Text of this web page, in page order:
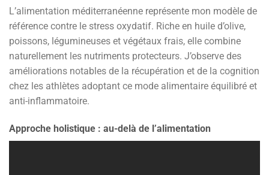
L’alimentation méditerranéenne représente mon modèle de
référence contre le stress oxydatif. Riche en huile d’olive,
poissons, légumineuses et végétaux frais, elle combine
naturellement les nutriments protecteurs. J’observe des
améliorations notables de la récupération et de la cognition
chez les athlètes adoptant ce mode alimentaire équilibré et
anti-inflammatoire.
Approche holistique : au-delà de l’alimentation